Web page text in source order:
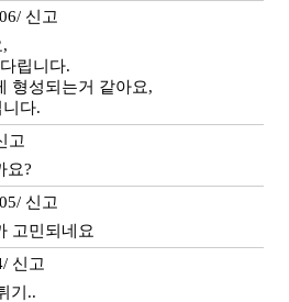
신고
립니다.
형성되는거 같아요,
다.
고
요?
신고
고민되네요
신고
기..